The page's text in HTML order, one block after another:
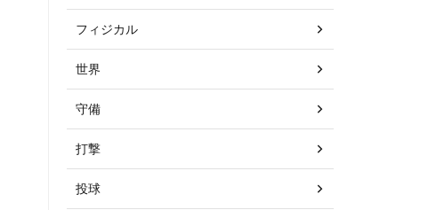
フィジカル
世界
守備
打撃
投球